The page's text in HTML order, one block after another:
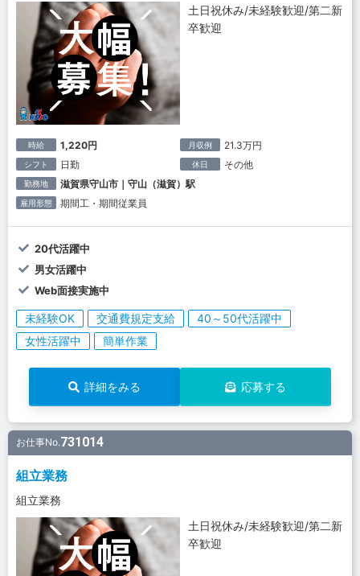
土日祝休み/未経験歓迎/第二新
卒歓迎
時給 1,220円 月収例 21.3万円
シフト 日勤 休日 その他
勤務地 滋賀県守山市｜守山（滋賀）駅
雇用形態 期間工・期間従業員
20代活躍中
男女活躍中
Web面接実施中
未経験OK 交通費規定支給
40～50代活躍中
女性活躍中
簡単作業
詳細をみる 応募する
お仕事No.731014
組立業務
組立業務
土日祝休み/未経験歓迎/第二新
卒歓迎